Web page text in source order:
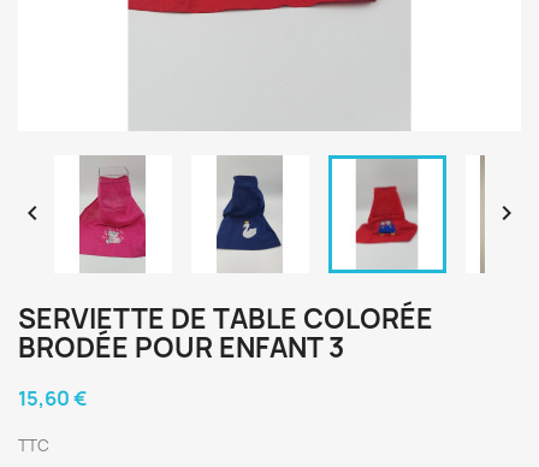
 
SERVIETTE DE TABLE COLORÉE
BRODÉE POUR ENFANT 3
15,60 €
TTC